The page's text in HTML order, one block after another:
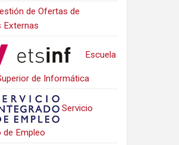
de Ofertas de
Externas
Escuela
de Informática
Servicio
de Empleo